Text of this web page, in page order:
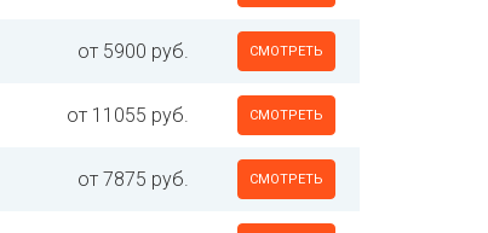
СМОТРЕТЬ
от 5900 руб.
СМОТРЕТЬ
от 11055 руб.
СМОТРЕТЬ
от 7875 руб.